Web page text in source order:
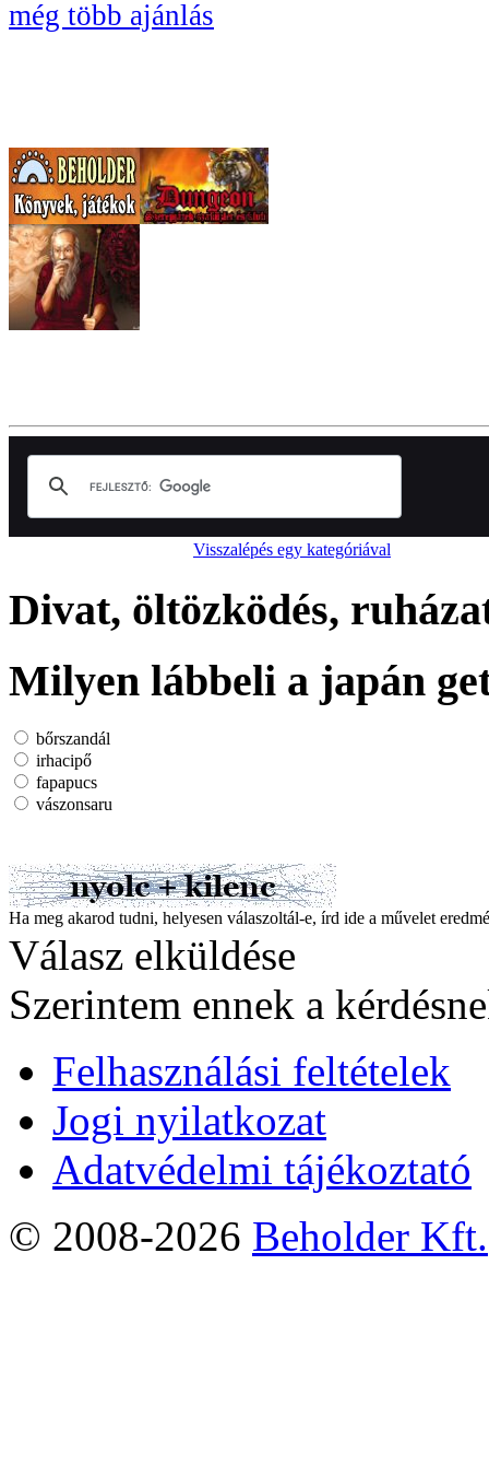
még több ajánlás
Visszalépés egy kategóriával
Divat, öltözködés,
Milyen lábbeli a japán
bőrszandál
irhacipő
fapapucs
vászonsaru
Ha meg akarod tudni, helyesen válaszoltál-e, írd ide a művelet
Válasz elküldése
Szerintem ennek a
Felhasználási feltételek
Jogi nyilatkozat
Adatvédelmi tájékoztató
© 2008-2026 Beholder Kft.